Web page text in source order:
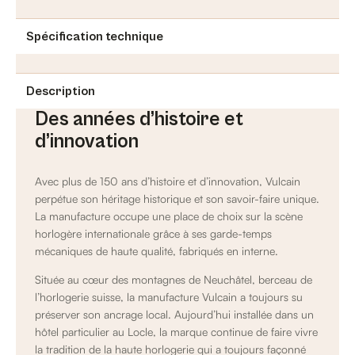
Spécification technique
Description
Des années d’histoire et
d’innovation
Avec plus de 150 ans d’histoire et d’innovation, Vulcain
perpétue son héritage historique et son savoir-faire unique.
La manufacture occupe une place de choix sur la scène
horlogère internationale grâce à ses garde-temps
mécaniques de haute qualité, fabriqués en interne.
Située au cœur des montagnes de Neuchâtel, berceau de
l’horlogerie suisse, la manufacture Vulcain a toujours su
préserver son ancrage local. Aujourd’hui installée dans un
hôtel particulier au Locle, la marque continue de faire vivre
la tradition de la haute horlogerie qui a toujours façonné